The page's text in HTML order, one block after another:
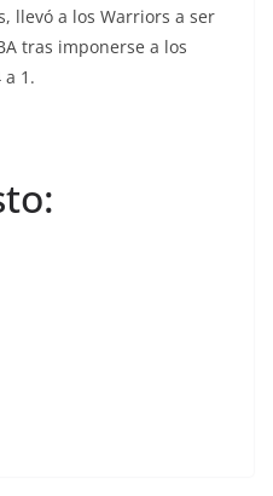
llevó a los Warriors a ser
tras imponerse a los
1.